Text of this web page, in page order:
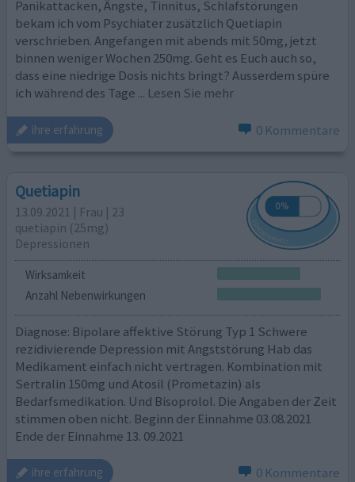
Panikattacken, Ängste, Tinnitus, Schlafstörungen
bekam ich vom Psychiater zusätzlich Quetiapin
verschrieben. Angefangen mit abends mit 50mg, jetzt
binnen weniger Wochen 250mg. Geht es Euch auch so,
dass eine niedrige Dosis nichts bringt? Ausserdem spüre
ich während des Tage ... Lesen Sie mehr
ihre erfahrung 0 Kommentare
Quetiapin
13.09.2021 | Frau | 23
quetiapin (25mg)
Depressionen
Wirksamkeit
Anzahl Nebenwirkungen
Diagnose: Bipolare affektive Störung Typ 1 Schwere
rezidivierende Depression mit Angststörung Hab das
Medikament einfach nicht vertragen. Kombination mit
Sertralin 150mg und Atosil (Prometazin) als
Bedarfsmedikation. Und Bisoprolol. Die Angaben der Zeit
stimmen oben nicht. Beginn der Einnahme 03.08.2021
Ende der Einnahme 13. 09.2021
ihre erfahrung 0 Kommentare